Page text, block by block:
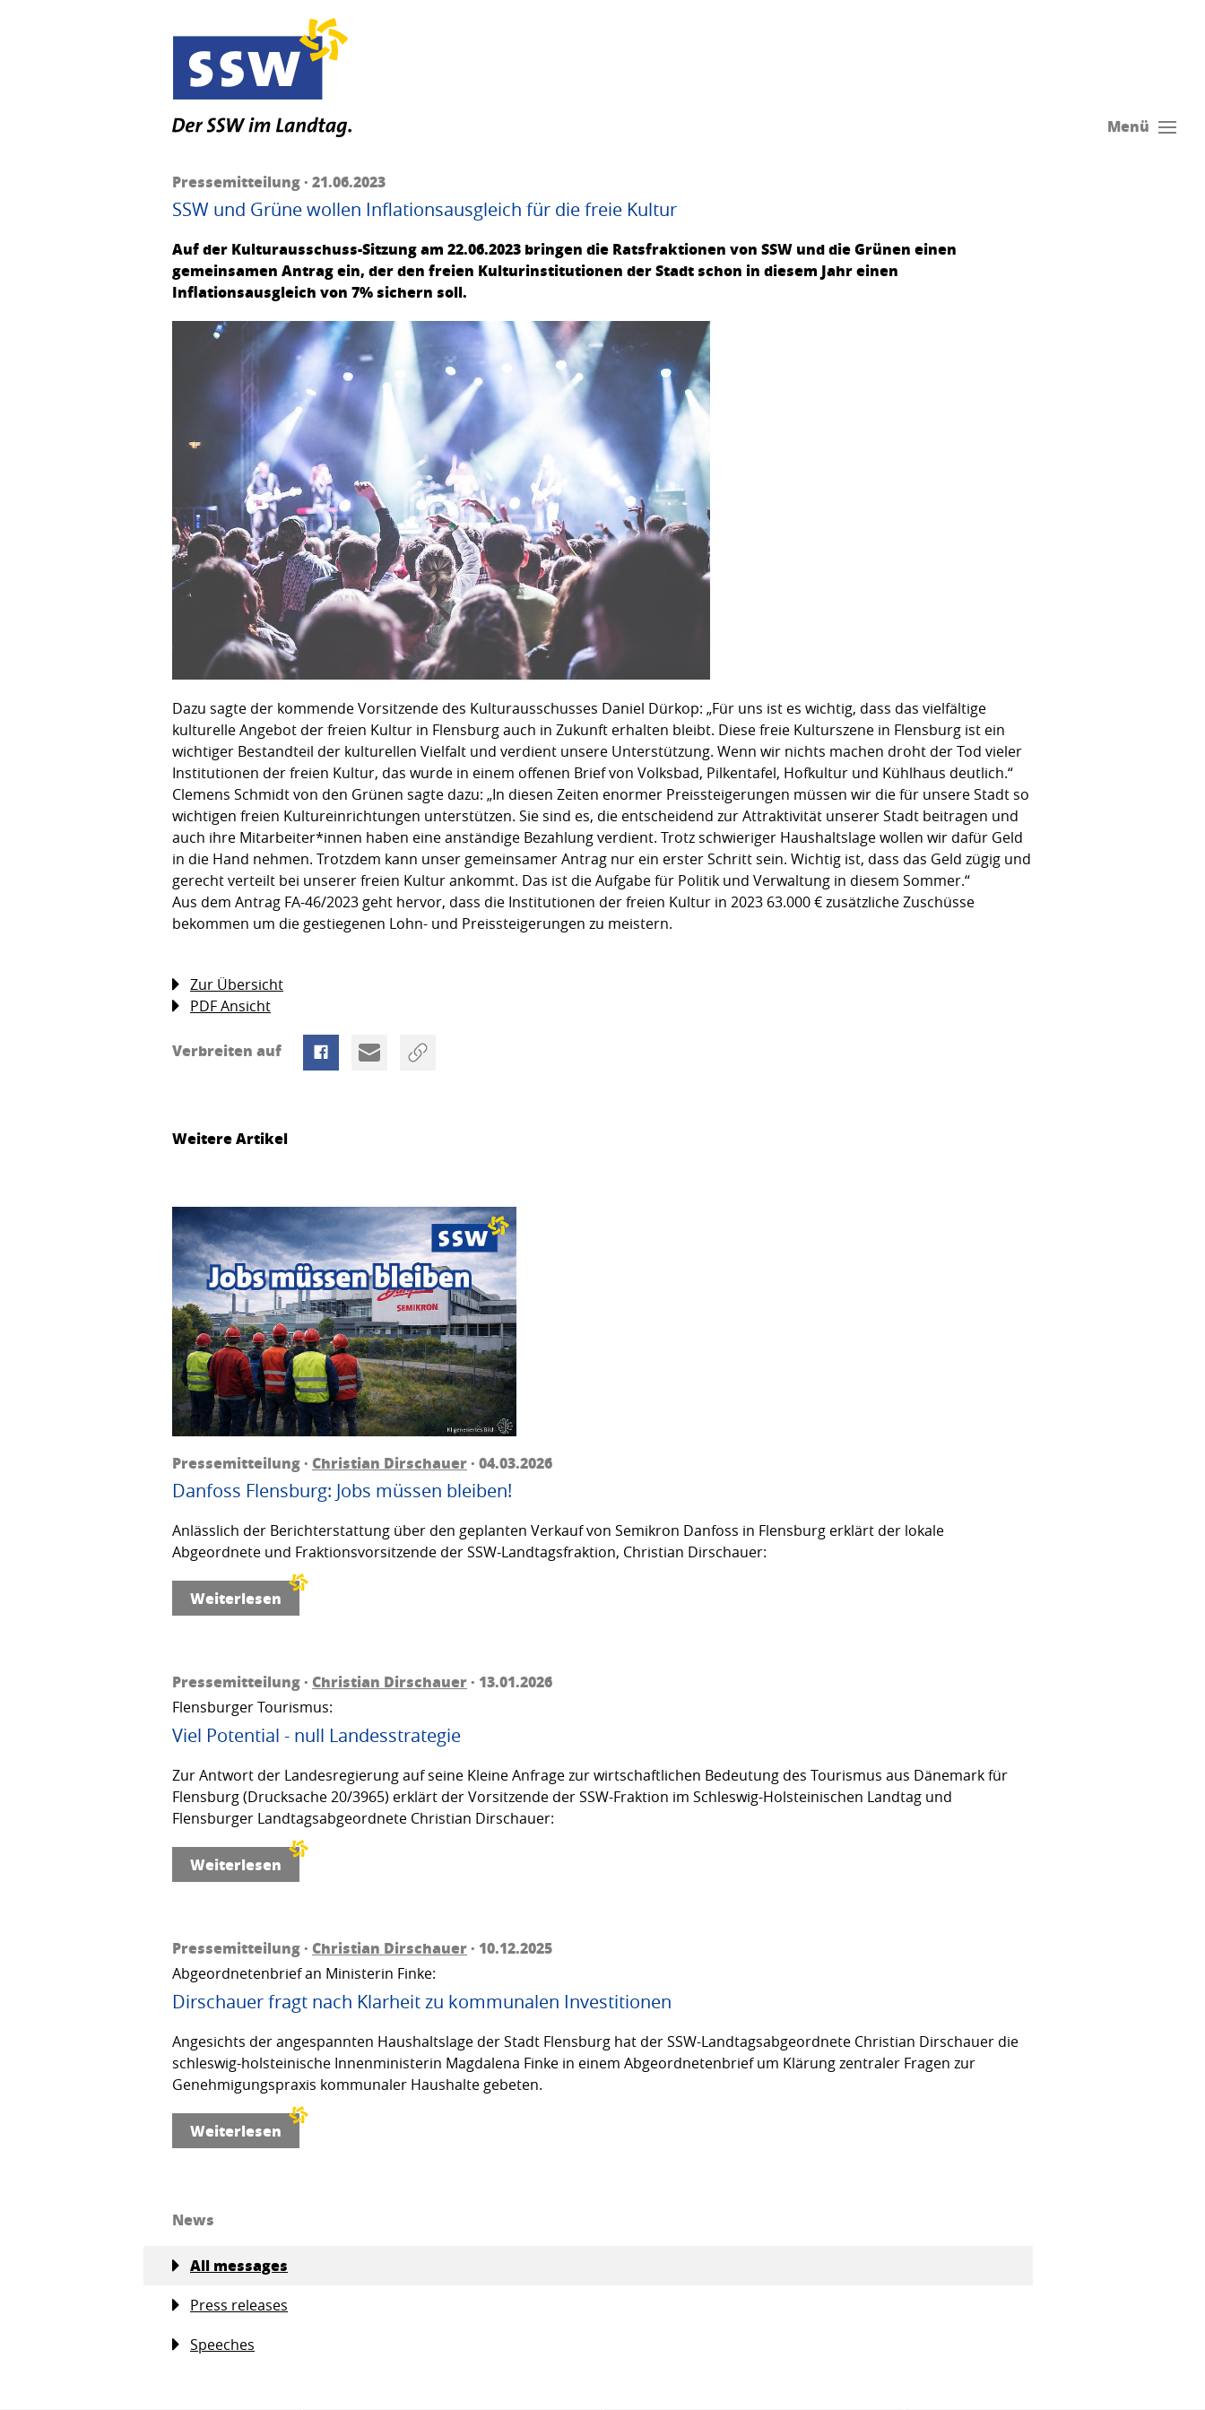
Menü
Pressemitteilung · 21.06.2023
SSW und Grüne wollen Inflationsausgleich für die freie Kultur
Auf der Kulturausschuss-Sitzung am 22.06.2023 bringen die Ratsfraktionen von SSW und die Grünen einen
gemeinsamen Antrag ein, der den freien Kulturinstitutionen der Stadt schon in diesem Jahr einen
Inflationsausgleich von 7% sichern soll.
Dazu sagte der kommende Vorsitzende des Kulturausschusses Daniel Dürkop: „Für uns ist es wichtig, dass das vielfältige
kulturelle Angebot der freien Kultur in Flensburg auch in Zukunft erhalten bleibt. Diese freie Kulturszene in Flensburg ist ein
wichtiger Bestandteil der kulturellen Vielfalt und verdient unsere Unterstützung. Wenn wir nichts machen droht der Tod vieler
Institutionen der freien Kultur, das wurde in einem offenen Brief von Volksbad, Pilkentafel, Hofkultur und Kühlhaus deutlich.“
Clemens Schmidt von den Grünen sagte dazu: „In diesen Zeiten enormer Preissteigerungen müssen wir die für unsere Stadt so
wichtigen freien Kultureinrichtungen unterstützen. Sie sind es, die entscheidend zur Attraktivität unserer Stadt beitragen und
auch ihre Mitarbeiter*innen haben eine anständige Bezahlung verdient. Trotz schwieriger Haushaltslage wollen wir dafür Geld
in die Hand nehmen. Trotzdem kann unser gemeinsamer Antrag nur ein erster Schritt sein. Wichtig ist, dass das Geld zügig und
gerecht verteilt bei unserer freien Kultur ankommt. Das ist die Aufgabe für Politik und Verwaltung in diesem Sommer.“
Aus dem Antrag FA-46/2023 geht hervor, dass die Institutionen der freien Kultur in 2023 63.000 € zusätzliche Zuschüsse
bekommen um die gestiegenen Lohn- und Preissteigerungen zu meistern.
Zur Übersicht
PDF Ansicht
Verbreiten auf
Weitere Artikel
Pressemitteilung · Christian Dirschauer· 04.03.2026
Danfoss Flensburg: Jobs müssen bleiben!
Anlässlich der Berichterstattung über den geplanten Verkauf von Semikron Danfoss in Flensburg erklärt der lokale
Abgeordnete und Fraktionsvorsitzende der SSW-Landtagsfraktion, Christian Dirschauer:
Weiterlesen
Pressemitteilung · Christian Dirschauer· 13.01.2026
Flensburger Tourismus:
Viel Potential - null Landesstrategie
Zur Antwort der Landesregierung auf seine Kleine Anfrage zur wirtschaftlichen Bedeutung des Tourismus aus Dänemark für
Flensburg (Drucksache 20/3965) erklärt der Vorsitzende der SSW-Fraktion im Schleswig-Holsteinischen Landtag und
Flensburger Landtagsabgeordnete Christian Dirschauer:
Weiterlesen
Pressemitteilung · Christian Dirschauer· 10.12.2025
Abgeordnetenbrief an Ministerin Finke:
Dirschauer fragt nach Klarheit zu kommunalen Investitionen
Angesichts der angespannten Haushaltslage der Stadt Flensburg hat der SSW-Landtagsabgeordnete Christian Dirschauer die
schleswig-holsteinische Innenministerin Magdalena Finke in einem Abgeordnetenbrief um Klärung zentraler Fragen zur
Genehmigungspraxis kommunaler Haushalte gebeten.
Weiterlesen
News
All messages
Press releases
Speeches